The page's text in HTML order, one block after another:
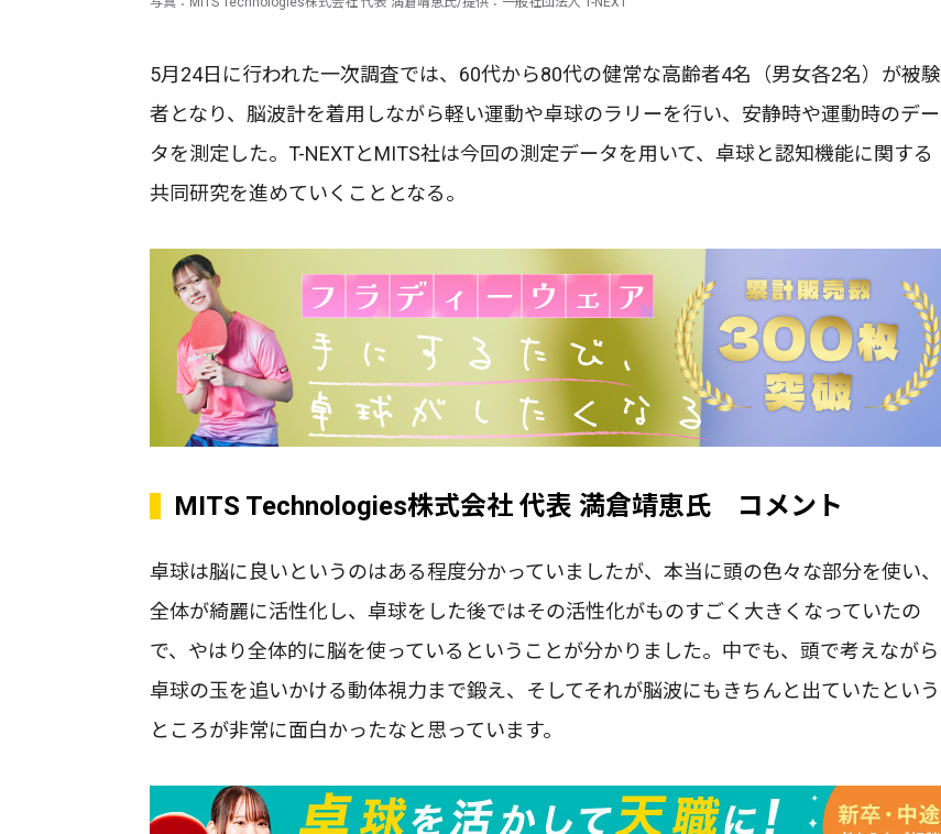
5月24日に行われた一次調査では、60代から80代の健常な高齢者4名（男女各2名）が被験
者となり、脳波計を着用しながら軽い運動や卓球のラリーを行い、安静時や運動時のデー
タを測定した。T-NEXTとMITS社は今回の測定データを用いて、卓球と認知機能に関する
共同研究を進めていくこととなる。
MITS Technologies株式会社 代表 満倉靖恵氏 コメント
卓球は脳に良いというのはある程度分かっていましたが、本当に頭の色々な部分を使い、
全体が綺麗に活性化し、卓球をした後ではその活性化がものすごく大きくなっていたの
で、やはり全体的に脳を使っているということが分かりました。中でも、頭で考えながら
卓球の玉を追いかける動体視力まで鍛え、そしてそれが脳波にもきちんと出ていたという
ところが非常に面白かったなと思っています。